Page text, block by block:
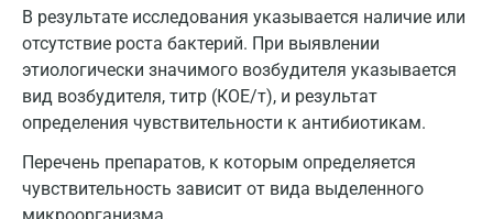
В результате исследования указывается наличие или
отсутствие роста бактерий. При выявлении
этиологически значимого возбудителя указывается
вид возбудителя, титр (КОЕ/т), и результат
определения чувствительности к антибиотикам.
Перечень препаратов, к которым определяется
чувствительность зависит от вида выделенного
Владимир
Волгоград
Волжский
Вологда